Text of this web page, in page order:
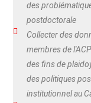
des
postdoctorale
Collecter des
membres de
des fins de
des politiques
institutionnel au